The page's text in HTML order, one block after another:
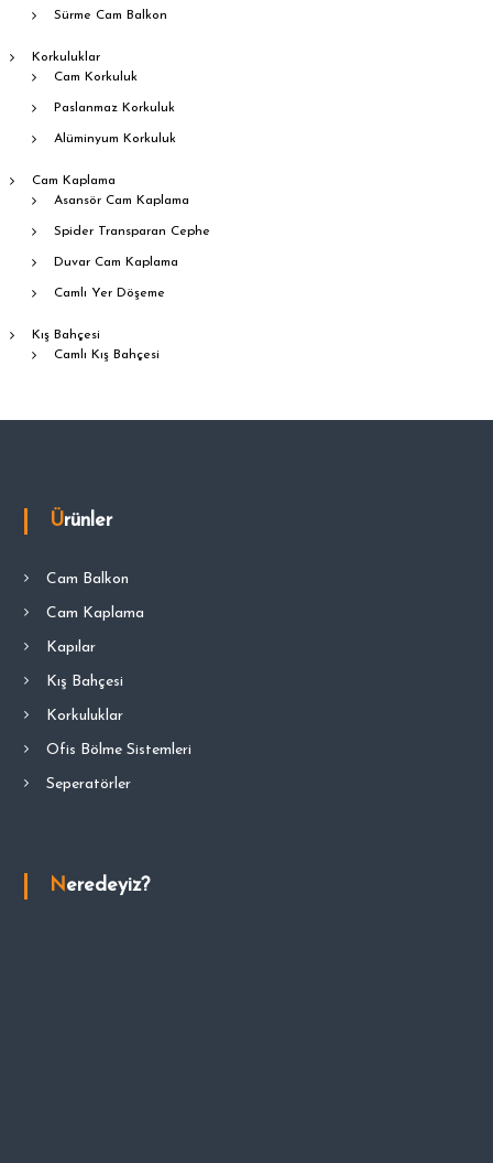
Sürme Cam Balkon
Korkuluklar
Cam Korkuluk
Paslanmaz Korkuluk
Alüminyum Korkuluk
Cam Kaplama
Asansör Cam Kaplama
Spider Transparan Cephe
Duvar Cam Kaplama
Camlı Yer Döşeme
Kış Bahçesi
Camlı Kış Bahçesi
Ürünler
Cam Balkon
Cam Kaplama
Kapılar
Kış Bahçesi
Korkuluklar
Ofis Bölme Sistemleri
Seperatörler
Neredeyiz?